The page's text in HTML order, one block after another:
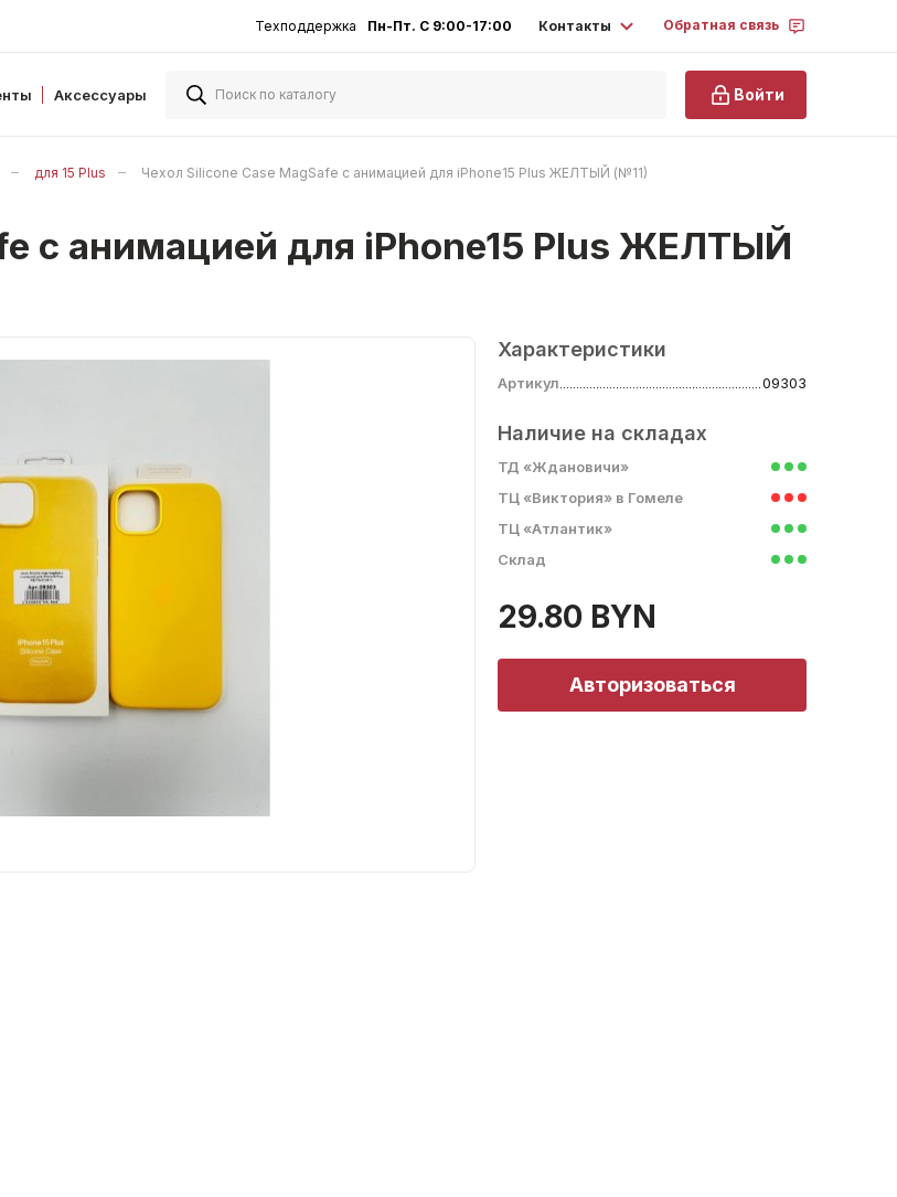
Техподдержка Пн-Пт. С 9:00-17:00 Контакты Обратная связь
Аксессуары Войти
для 15 Plus Чехол Silicone Case MagSafe с анимацией для iPhone15 Plus ЖЕЛТЫЙ (№11)
с анимацией для iPhone15 Plus ЖЕЛТЫЙ
Характеристики
Артикул 09303
Наличие на складах
ТД «Ждановичи»
ТЦ «Виктория» в Гомеле
ТЦ «Атлантик»
Склад
29.80 BYN
Авторизоваться